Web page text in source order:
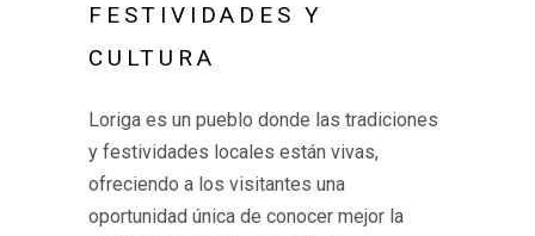
FESTIVIDADES Y
CULTURA
Loriga es un pueblo donde las tradiciones
y festividades locales están vivas,
ofreciendo a los visitantes una
oportunidad única de conocer mejor la